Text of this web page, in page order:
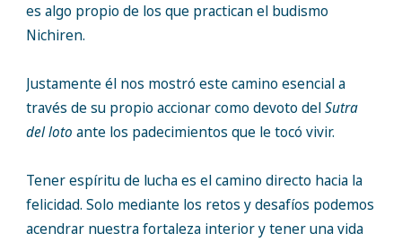
es algo propio de los que practican el budismo
Nichiren.
Justamente él nos mostró este camino esencial a
través de su propio accionar como devoto delSutra
del loto ante los padecimientos que le tocó vivir.
Tener espíritu de lucha es el camino directo hacia la
felicidad. Solo mediante los retos y desafíos podemos
acendrar nuestra fortaleza interior y tener una vida